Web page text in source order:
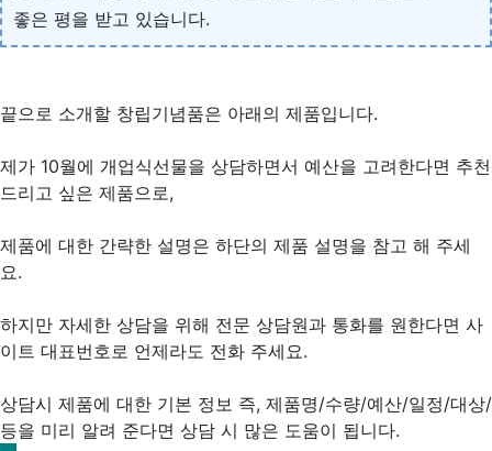
좋은 평을 받고 있습니다.
끝으로 소개할 창립기념품은 아래의 제품입니다.
제가 10월에 개업식선물을 상담하면서 예산을 고려한다면 추천
드리고 싶은 제품으로,
제품에 대한 간략한 설명은 하단의 제품 설명을 참고 해 주세
요.
하지만 자세한 상담을 위해 전문 상담원과 통화를 원한다면 사
이트 대표번호로 언제라도 전화 주세요.
상담시 제품에 대한 기본 정보 즉, 제품명/수량/예산/일정/대상/
등을 미리 알려 준다면 상담 시 많은 도움이 됩니다.